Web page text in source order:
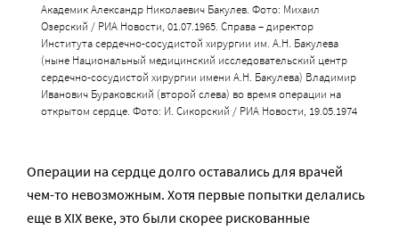
Академик Александр Николаевич Бакулев. Фото: Михаил
Озерский / РИА Новости, 01.07.1965. Справа – директор
Института сердечно-сосудистой хирургии им. А.Н. Бакулева
(ныне Национальный медицинский исследовательский центр
сердечно-сосудистой хирургии имени А.Н. Бакулева) Владимир
Иванович Бураковский (второй слева) во время операции на
открытом сердце. Фото: И. Сикорский / РИА Новости, 19.05.1974
Операции на сердце долго оставались для врачей
чем-то невозможным. Хотя первые попытки делались
еще в XIX веке, это были скорее рискованные